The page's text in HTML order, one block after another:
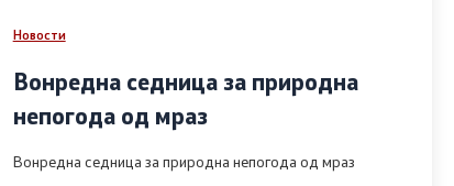
Новости
Вонредна седница за природна
непогода од мраз
Вонредна седница за природна непогода од мраз